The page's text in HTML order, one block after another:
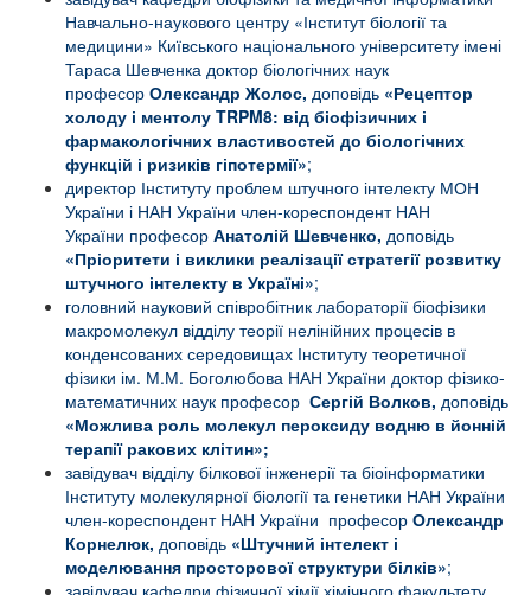
Навчально-наукового центру «Інститут біології та
медицини» Київського національного університету імені
Тараса Шевченка доктор біологічних наук
професор Олександр Жолос, доповідь «Рецептор
холоду і ментолу TRPM8: від біофізичних і
фармакологічних властивостей до біологічних
функцій і ризиків гіпотермії»;
директор Інституту проблем штучного інтелекту МОН
України і НАН України член-кореспондент НАН
України професор Анатолій Шевченко, доповідь
«Пріоритети і виклики реалізації стратегії розвитку
штучного інтелекту в Україні»;
головний науковий співробітник лабораторії біофізики
макромолекул відділу теорії нелінійних процесів в
конденсованих середовищах Інституту теоретичної
фізики ім. М.М. Боголюбова НАН України доктор фізико-
математичних наук професор Сергій Волков, доповідь
«Можлива роль молекул пероксиду водню в йонній
терапії ракових клітин»;
завідувач відділу білкової інженерії та біоінформатики
Інституту молекулярної біології та генетики НАН України
член-кореспондент НАН України професор Олександр
Корнелюк, доповідь «Штучний інтелект і
моделювання просторової структури білків»;
завідувач кафедри фізичної хімії хімічного факультету